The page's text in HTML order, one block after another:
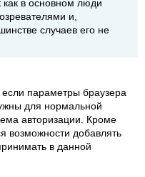
как в основном люди
и,
случаев его не
параметры браузера
для нормальной
авторизации. Кроме
возможности добавлять
в данной